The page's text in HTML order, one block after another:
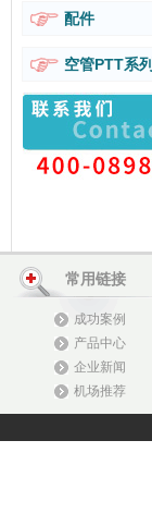
配件
空管PTT系列
常用链接
成功案例
产品中心
企业新闻
机场推荐